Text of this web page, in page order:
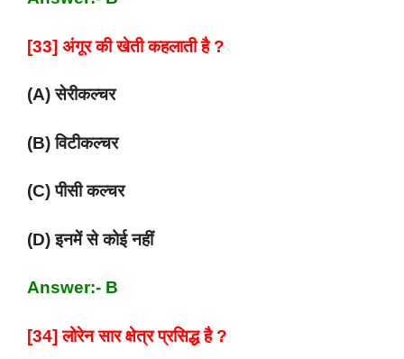
[33] अंगूर की खेती कहलाती है ?
(A) सेरीकल्चर
(B) विटीकल्चर
(C) पीसी कल्चर
(D) इनमें से कोई नहीं
Answer:- B
[34] लोरेन सार क्षेत्र प्रसिद्ध है ?